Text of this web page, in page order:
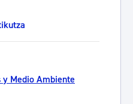
y Medio Ambiente